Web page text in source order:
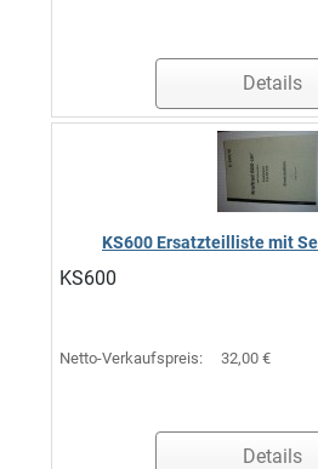
Details
KS600 Ersatzteilliste mit
KS600
Netto-Verkaufspreis: 32,00 €
Details